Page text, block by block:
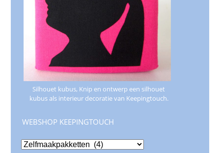
Silhouet kubus, Knip en ontwerp een silhouet
kubus als interieur decoratie van Keepingtouch.
WEBSHOP KEEPINGTOUCH